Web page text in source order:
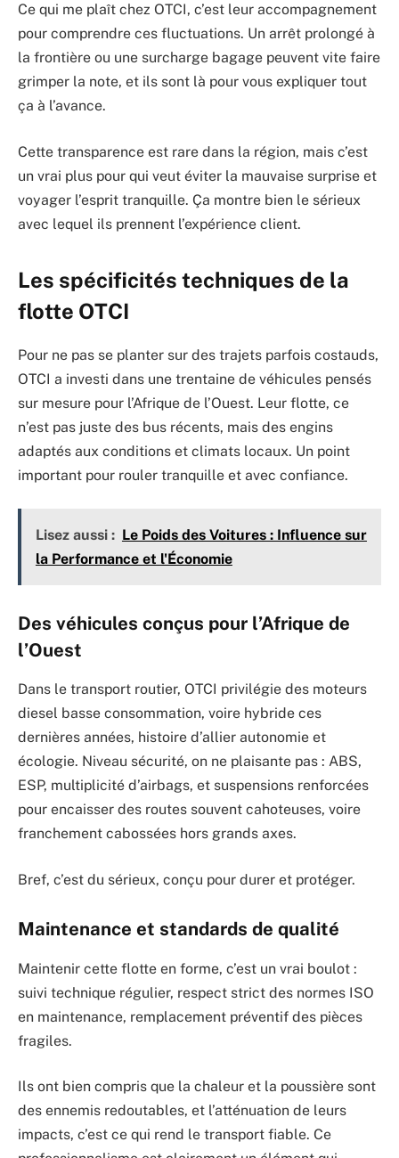
Ce qui me plaît chez OTCI, c’est leur accompagnement
pour comprendre ces fluctuations. Un arrêt prolongé à
la frontière ou une surcharge bagage peuvent vite faire
grimper la note, et ils sont là pour vous expliquer tout
ça à l’avance.
Cette transparence est rare dans la région, mais c’est
un vrai plus pour qui veut éviter la mauvaise surprise et
voyager l’esprit tranquille. Ça montre bien le sérieux
avec lequel ils prennent l’expérience client.
Les spécificités techniques de la
flotte OTCI
Pour ne pas se planter sur des trajets parfois costauds,
OTCI a investi dans une trentaine de véhicules pensés
sur mesure pour l’Afrique de l’Ouest. Leur flotte, ce
n’est pas juste des bus récents, mais des engins
adaptés aux conditions et climats locaux. Un point
important pour rouler tranquille et avec confiance.
Lisez aussi : Le Poids des Voitures : Influence sur
la Performance et l'Économie
Des véhicules conçus pour l’Afrique de
l’Ouest
Dans le transport routier, OTCI privilégie des moteurs
diesel basse consommation, voire hybride ces
dernières années, histoire d’allier autonomie et
écologie. Niveau sécurité, on ne plaisante pas : ABS,
ESP, multiplicité d’airbags, et suspensions renforcées
pour encaisser des routes souvent cahoteuses, voire
franchement cabossées hors grands axes.
Bref, c’est du sérieux, conçu pour durer et protéger.
Maintenance et standards de qualité
Maintenir cette flotte en forme, c’est un vrai boulot :
suivi technique régulier, respect strict des normes ISO
en maintenance, remplacement préventif des pièces
fragiles.
Ils ont bien compris que la chaleur et la poussière sont
des ennemis redoutables, et l’atténuation de leurs
impacts, c’est ce qui rend le transport fiable. Ce